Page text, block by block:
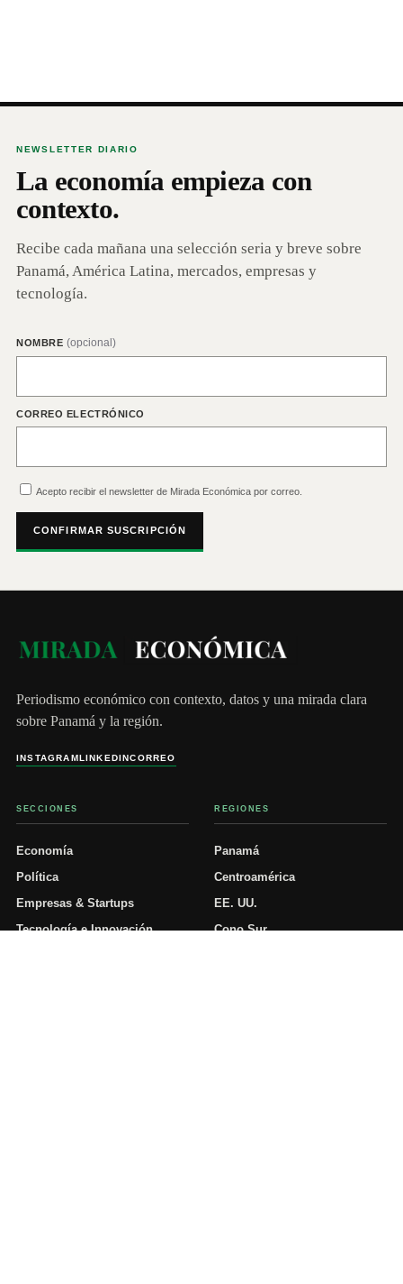
NEWSLETTER DIARIO
La economía empieza con
contexto.
Recibe cada mañana una selección seria y breve sobre
Panamá, América Latina, mercados, empresas y
tecnología.
NOMBRE (opcional)
CORREO ELECTRÓNICO
Acepto recibir el newsletter de Mirada Económica por correo.
CONFIRMAR SUSCRIPCIÓN
Periodismo económico con contexto, datos y una mirada clara
sobre Panamá y la región.
INSTAGRAMLINKEDINCORREO
SECCIONES
Economía
Política
Empresas & Startups
Tecnología e Innovación
REGIONES
Panamá
Centroamérica
EE. UU.
Cono Sur